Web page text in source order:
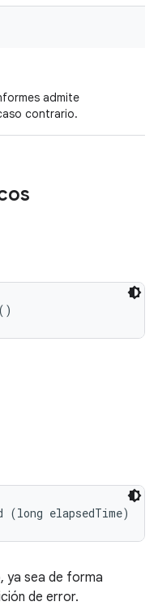
admite
contrario.
(long elapsedTime)
ya sea de forma
de error.